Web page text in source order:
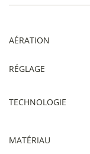
AÉRATION
RÉGLAGE
TECHNOLOGIE
MATÉRIAU